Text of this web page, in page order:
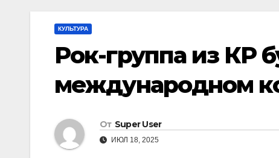
КУЛЬТУРА
Рок-группа из КР
международном
От Super User
ИЮЛ 18, 2025